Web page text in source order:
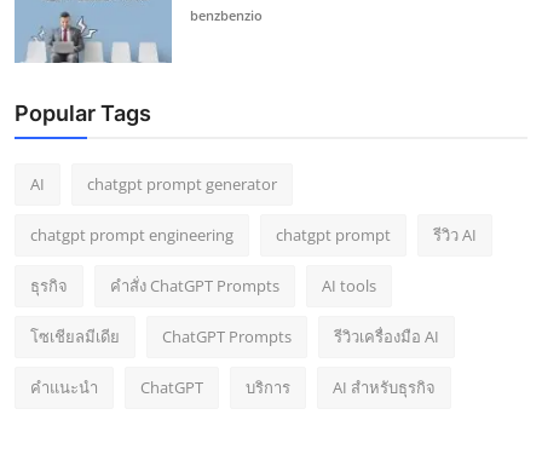
benzbenzio
Popular Tags
AI chatgpt prompt generator
chatgpt prompt engineering chatgpt prompt รีวิว AI
ธุรกิจ คำสั่ง ChatGPT Prompts AI tools
โซเชียลมีเดีย ChatGPT Prompts รีวิวเครื่องมือ AI
คำแนะนำ ChatGPT บริการ AI สำหรับธุรกิจ